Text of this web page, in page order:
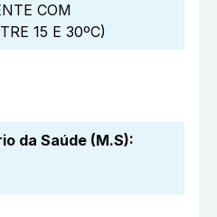
COM
15 E 30ºC)
da Saúde (M.S):